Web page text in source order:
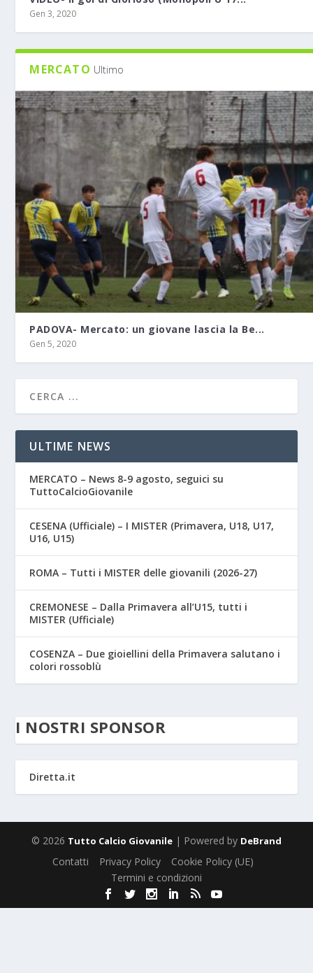
Gen 3, 2020
MERCATO Ultimo
PADOVA- Mercato: un giovane lascia la Be...
Gen 5, 2020
ULTIME NEWS
MERCATO – News 8-9 agosto, seguici su
TuttoCalcioGiovanile
CESENA (Ufficiale) – I MISTER (Primavera, U18, U17,
U16, U15)
ROMA – Tutti i MISTER delle giovanili (2026-27)
CREMONESE – Dalla Primavera all’U15, tutti i
MISTER (Ufficiale)
COSENZA – Due gioiellini della Primavera salutano i
colori rossoblù
I NOSTRI SPONSOR
Diretta.it
© 2026 Tutto Calcio Giovanile | Powered by DeBrand
Contatti Privacy Policy
Cookie Policy (UE)
Termini e condizioni